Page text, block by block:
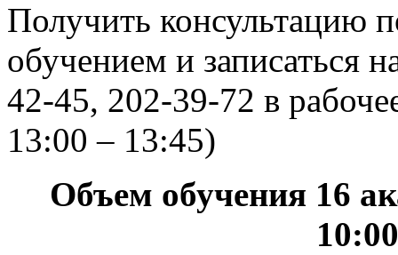
Получить консультацию
обучением и записаться
42-45, 202-39-72 в
13:00 – 13:45)
Объем обучения 16